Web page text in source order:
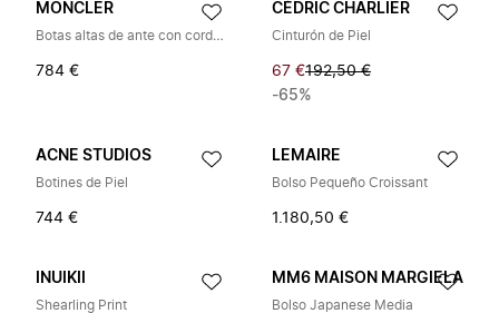
MONCLER
Botas altas de ante con cordones Vera
784 €
CÉDRIC CHARLIER
Cinturón de Piel
67 €192,50 €
-65%
ACNE STUDIOS
Botines de Piel
744 €
LEMAIRE
Bolso Pequeño Croissant
1.180,50 €
INUIKII
Shearling Print
MM6 MAISON MARGIELA
Bolso Japanese Media